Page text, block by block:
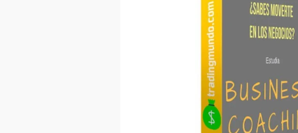
original
era:
$497.00.
actual
$9.00.